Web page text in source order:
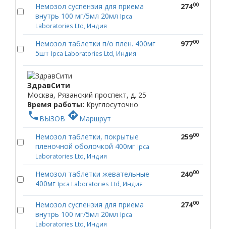
Немозол суспензия для приема
внутрь 100 мг/5мл 20мл Ipca
Laboratories Ltd, Индия
27400
Немозол таблетки п/о плен. 400мг
5шт Ipca Laboratories Ltd, Индия
97700
ЗдравСити
Москва, Рязанский проспект, д. 25
Время работы: Круглосуточно
phone ВЫЗОВ directionsМаршрут
Немозол таблетки, покрытые
пленочной оболочкой 400мг Ipca
Laboratories Ltd, Индия
25900
Немозол таблетки жевательные
400мг Ipca Laboratories Ltd, Индия
24000
Немозол суспензия для приема
внутрь 100 мг/5мл 20мл Ipca
Laboratories Ltd, Индия
27400